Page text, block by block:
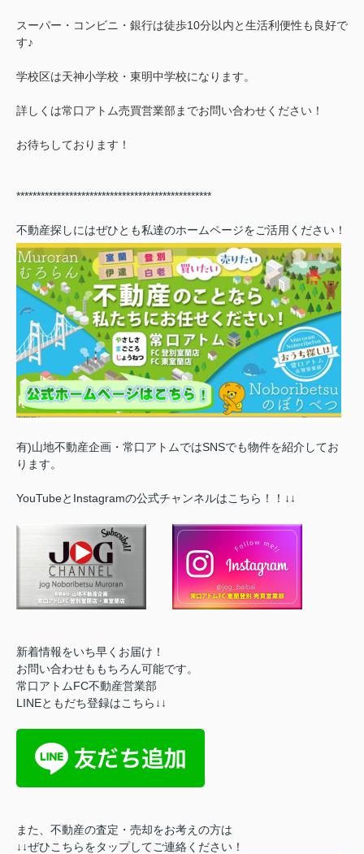
スーパー・コンビニ・銀行は徒歩10分以内と生活利便性も良好で
す♪
学校区は天神小学校・東明中学校になります。
詳しくは常口アトム売買営業部までお問い合わせください！
お待ちしております！
************************************************
不動産探しにはぜひとも私達のホームページをご活用ください！
有)山地不動産企画・常口アトムではSNSでも物件を紹介してお
ります。
YouTubeとInstagramの公式チャンネルはこちら！！↓↓
新着情報をいち早くお届け！
お問い合わせももちろん可能です。
常口アトムFC不動産営業部
LINEともだち登録はこちら↓↓
また、不動産の査定・売却をお考えの方は
↓↓ぜひこちらをタップしてご連絡ください！